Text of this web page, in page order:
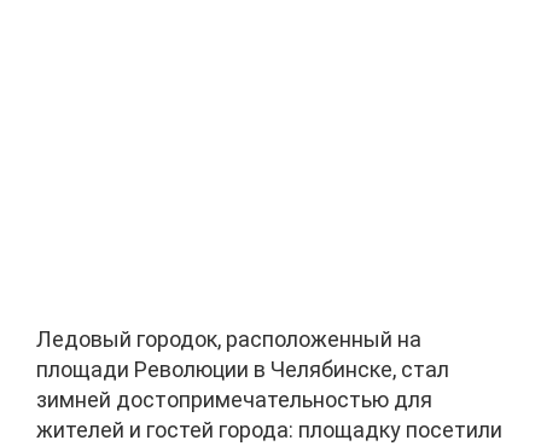
Ледовый городок, расположенный на
площади Революции в Челябинске, стал
зимней достопримечательностью для
жителей и гостей города: площадку посетили